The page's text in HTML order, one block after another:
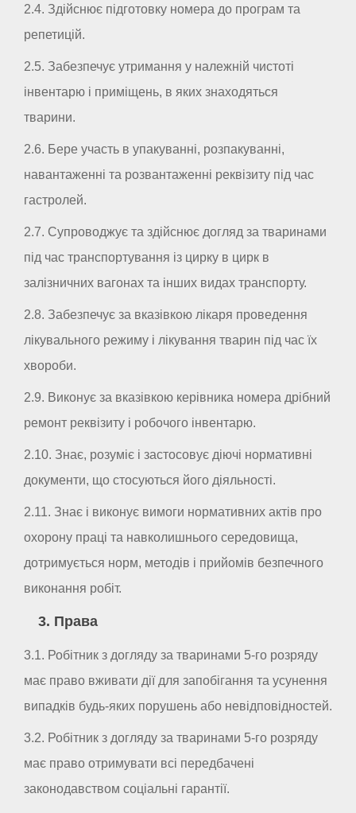
2.4. Здійснює підготовку номера до програм та
репетицій.
2.5. Забезпечує утримання у належній чистоті
інвентарю і приміщень, в яких знаходяться
тварини.
2.6. Бере участь в упакуванні, розпакуванні,
навантаженні та розвантаженні реквізиту під час
гастролей.
2.7. Супроводжує та здійснює догляд за тваринами
під час транспортування із цирку в цирк в
залізничних вагонах та інших видах транспорту.
2.8. Забезпечує за вказівкою лікаря проведення
лікувального режиму і лікування тварин під час їх
хвороби.
2.9. Виконує за вказівкою керівника номера дрібний
ремонт реквізиту і робочого інвентарю.
2.10. Знає, розуміє і застосовує діючі нормативні
документи, що стосуються його діяльності.
2.11. Знає і виконує вимоги нормативних актів про
охорону праці та навколишнього середовища,
дотримується норм, методів і прийомів безпечного
виконання робіт.
3. Права
3.1. Робітник з догляду за тваринами 5-го розряду
має право вживати дії для запобігання та усунення
випадків будь-яких порушень або невідповідностей.
3.2. Робітник з догляду за тваринами 5-го розряду
має право отримувати всі передбачені
законодавством соціальні гарантії.